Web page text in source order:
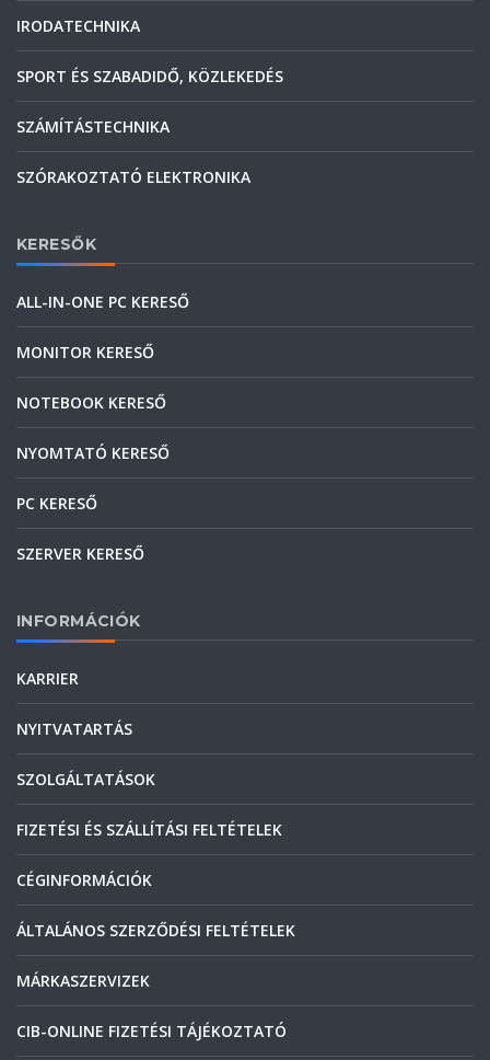
IRODATECHNIKA
SPORT ÉS SZABADIDŐ, KÖZLEKEDÉS
SZÁMÍTÁSTECHNIKA
SZÓRAKOZTATÓ ELEKTRONIKA
KERESŐK
ALL-IN-ONE PC KERESŐ
MONITOR KERESŐ
NOTEBOOK KERESŐ
NYOMTATÓ KERESŐ
PC KERESŐ
SZERVER KERESŐ
INFORMÁCIÓK
KARRIER
NYITVATARTÁS
SZOLGÁLTATÁSOK
FIZETÉSI ÉS SZÁLLÍTÁSI FELTÉTELEK
CÉGINFORMÁCIÓK
ÁLTALÁNOS SZERZŐDÉSI FELTÉTELEK
MÁRKASZERVIZEK
CIB-ONLINE FIZETÉSI TÁJÉKOZTATÓ